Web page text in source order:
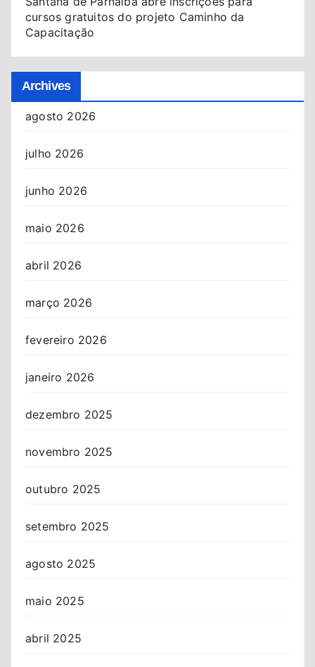
cursos gratuitos do projeto Caminho da
Capacitação
Archives
agosto 2026
julho 2026
junho 2026
maio 2026
abril 2026
março 2026
fevereiro 2026
janeiro 2026
dezembro 2025
novembro 2025
outubro 2025
setembro 2025
agosto 2025
maio 2025
abril 2025